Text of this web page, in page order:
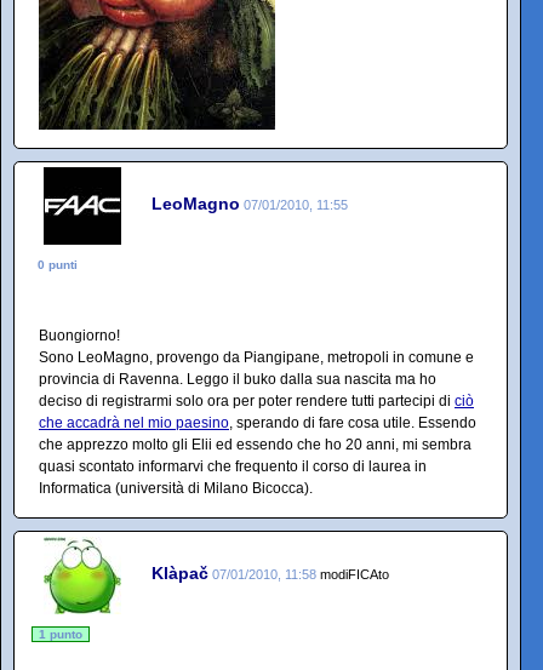
LeoMagno 07/01/2010, 11:55
0 punti
Buongiorno!
Sono LeoMagno, provengo da Piangipane, metropoli in comune e
provincia di Ravenna. Leggo il buko dalla sua nascita ma ho
deciso di registrarmi solo ora per poter rendere tutti partecipi di ciò
che accadrà nel mio paesino, sperando di fare cosa utile. Essendo
che apprezzo molto gli Elii ed essendo che ho 20 anni, mi sembra
quasi scontato informarvi che frequento il corso di laurea in
Informatica (università di Milano Bicocca).
Klàpač 07/01/2010, 11:58 modiFICAto
1 punto